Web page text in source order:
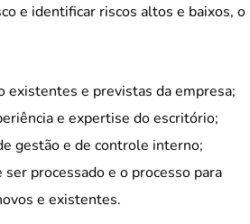
e identificar riscos altos e baixos, o
existentes e previstas da empresa;
e expertise do escritório;
gestão e de controle interno;
processado e o processo para
e existentes.